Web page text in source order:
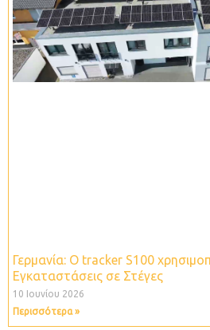
Γερμανία: O tracker S100
Εγκαταστάσεις σε Στέγες
10 Ιουνίου 2026
Περισσότερα »